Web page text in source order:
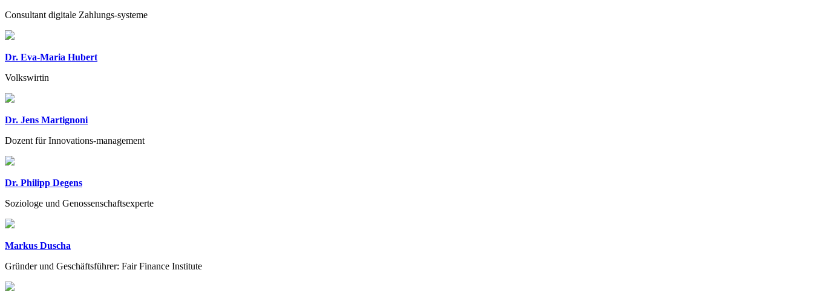
Consultant digitale Zahlungs-systeme
Dr. Eva-Maria Hubert
Volkswirtin
Dr. Jens Martignoni
Dozent für Innovations-management
Dr. Philipp Degens
Soziologe und Genossenschaftsexperte
Markus Duscha
Gründer und Geschäftsführer: Fair Finance Institute